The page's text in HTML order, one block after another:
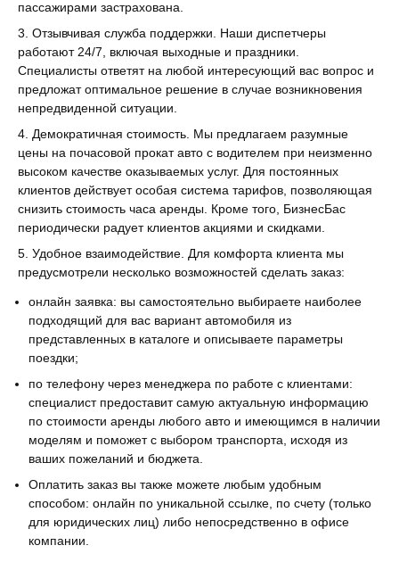
пассажирами застрахована.
Отзывчивая служба поддержки. Наши диспетчеры
работают 24/7, включая выходные и праздники.
Специалисты ответят на любой интересующий вас вопрос и
предложат оптимальное решение в случае возникновения
непредвиденной ситуации.
Демократичная стоимость. Мы предлагаем разумные
цены на почасовой прокат авто с водителем при неизменно
высоком качестве оказываемых услуг. Для постоянных
клиентов действует особая система тарифов, позволяющая
снизить стоимость часа аренды. Кроме того, БизнесБас
периодически радует клиентов акциями и скидками.
Удобное взаимодействие. Для комфорта клиента мы
предусмотрели несколько возможностей сделать заказ:
онлайн заявка: вы самостоятельно выбираете наиболее
подходящий для вас вариант автомобиля из
представленных в каталоге и описываете параметры
поездки;
по телефону через менеджера по работе с клиентами:
специалист предоставит самую актуальную информацию
по стоимости аренды любого авто и имеющимся в наличии
моделям и поможет с выбором транспорта, исходя из
ваших пожеланий и бюджета.
Оплатить заказ вы также можете любым удобным
способом: онлайн по уникальной ссылке, по счету (только
для юридических лиц) либо непосредственно в офисе
компании.